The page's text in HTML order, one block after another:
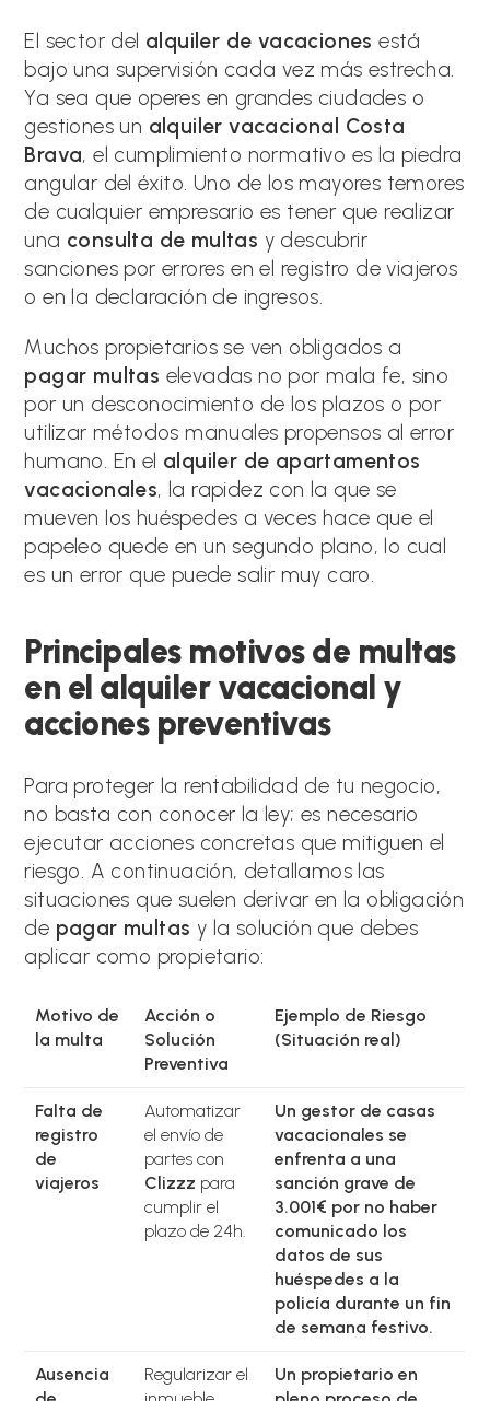
El sector del alquiler de vacaciones está
bajo una supervisión cada vez más estrecha.
Ya sea que operes en grandes ciudades o
gestiones un alquiler vacacional Costa
Brava, el cumplimiento normativo es la piedra
angular del éxito. Uno de los mayores temores
de cualquier empresario es tener que realizar
una consulta de multas y descubrir
sanciones por errores en el registro de viajeros
o en la declaración de ingresos.
Muchos propietarios se ven obligados a
pagar multas elevadas no por mala fe, sino
por un desconocimiento de los plazos o por
utilizar métodos manuales propensos al error
humano. En el alquiler de apartamentos
vacacionales, la rapidez con la que se
mueven los huéspedes a veces hace que el
papeleo quede en un segundo plano, lo cual
es un error que puede salir muy caro.
Principales motivos de multas
en el alquiler vacacional y
acciones preventivas
Para proteger la rentabilidad de tu negocio,
no basta con conocer la ley; es necesario
ejecutar acciones concretas que mitiguen el
riesgo. A continuación, detallamos las
situaciones que suelen derivar en la obligación
de pagar multas y la solución que debes
aplicar como propietario:
Motivo de
la multa
Acción o
Solución
Preventiva
Ejemplo de Riesgo
(Situación real)
Falta de
registro
de
viajeros
Automatizar
el envío de
partes con
Clizzz para
cumplir el
plazo de 24h.
Un gestor de casas
vacacionales se
enfrenta a una
sanción grave de
3.001€ por no haber
comunicado los
datos de sus
huéspedes a la
policía durante un fin
de semana festivo.
Ausencia
Regularizar el
Un propietario en